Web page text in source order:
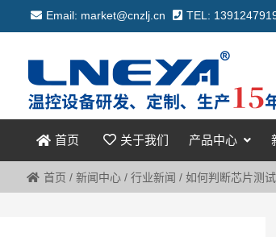
Email: market@cnzlj.cn TEL:
首页 关于我们 产品中心
首页 / 新闻中心/ 行业新闻 / 如何判断芯片测